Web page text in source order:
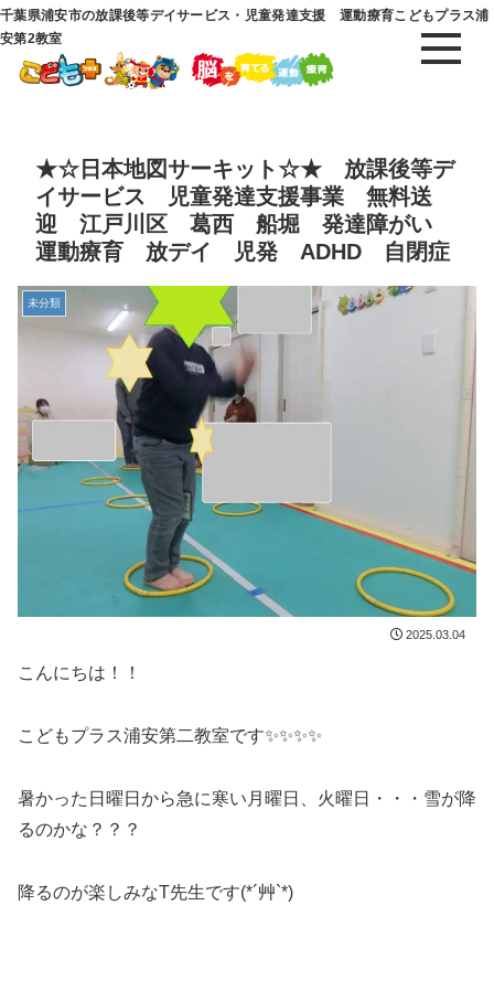
千葉県浦安市の放課後等デイサービス・児童発達支援 運動療育こどもプラス浦
安第2教室
★☆日本地図サーキット☆★ 放課後等デ
イサービス 児童発達支援事業 無料送
迎 江戸川区 葛西 船堀 発達障がい
運動療育 放デイ 児発 ADHD 自閉症
未分類
2025.03.04
こんにちは！！
こどもプラス浦安第二教室です✨✨✨✨
暑かった日曜日から急に寒い月曜日、火曜日・・・雪が降
るのかな？？？
降るのが楽しみなT先生です(*´艸`*)